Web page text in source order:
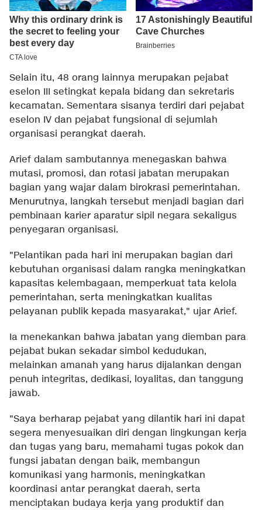
Selain itu, 48 orang lainnya merupakan pejabat
eselon III setingkat kepala bidang dan sekretaris
kecamatan. Sementara sisanya terdiri dari pejabat
eselon IV dan pejabat fungsional di sejumlah
organisasi perangkat daerah.
Arief dalam sambutannya menegaskan bahwa
mutasi, promosi, dan rotasi jabatan merupakan
bagian yang wajar dalam birokrasi pemerintahan.
Menurutnya, langkah tersebut menjadi bagian dari
pembinaan karier aparatur sipil negara sekaligus
penyegaran organisasi.
"Pelantikan pada hari ini merupakan bagian dari
kebutuhan organisasi dalam rangka meningkatkan
kapasitas kelembagaan, memperkuat tata kelola
pemerintahan, serta meningkatkan kualitas
pelayanan publik kepada masyarakat," ujar Arief.
Ia menekankan bahwa jabatan yang diemban para
pejabat bukan sekadar simbol kedudukan,
melainkan amanah yang harus dijalankan dengan
penuh integritas, dedikasi, loyalitas, dan tanggung
jawab.
"Saya berharap pejabat yang dilantik hari ini dapat
segera menyesuaikan diri dengan lingkungan kerja
dan tugas yang baru, memahami tugas pokok dan
fungsi jabatan dengan baik, membangun
komunikasi yang harmonis, meningkatkan
koordinasi antar perangkat daerah, serta
menciptakan budaya kerja yang produktif dan